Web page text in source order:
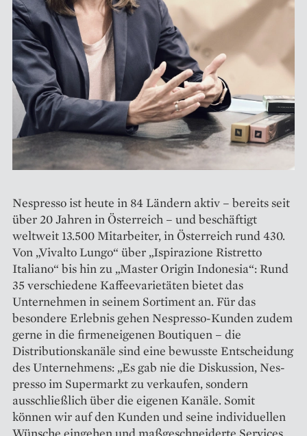
Nespresso ist heute in 84 Ländern aktiv – bereits seit
über 20 Jahren in Österreich – und beschäftigt
weltweit 13.500 Mitarbeiter, in Österreich rund 430.
Von „Vivalto Lungo“ über „Ispirazione Ristretto
Italiano“ bis hin zu „Master Origin Indonesia“: Rund
35 verschiedene Kaffeevarietäten bietet das
Unternehmen in seinem Sortiment an. Für das
besondere Erlebnis gehen Nes­presso-Kunden zudem
gerne in die firmeneigenen Boutiquen – die
Distributionskanäle sind eine bewusste Entscheidung
des Unternehmens: „Es gab nie die Diskussion, Nes­
presso im Supermarkt zu verkaufen, sondern
ausschließlich über die eigenen Kanäle. Somit
können wir auf den Kunden und seine individuellen